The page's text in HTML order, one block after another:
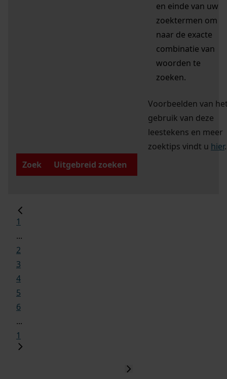
en einde van uw
zoektermen om
naar de exacte
combinatie van
woorden te
zoeken.
Voorbeelden van
gebruik van deze
leestekens en meer
zoektips vindt u hier.
Zoek
Uitgebreid zoeken
1
...
2
3
4
5
6
...
1